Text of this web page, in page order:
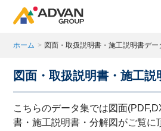
商品ページにある「お気に入り登
商品がここに表示されます。
ホーム > 図面・取扱説明書・施工説明書デー
図面・取扱説明書・施工説
こちらのデータ集では図面
書・施工説明書・分解図がご覧に